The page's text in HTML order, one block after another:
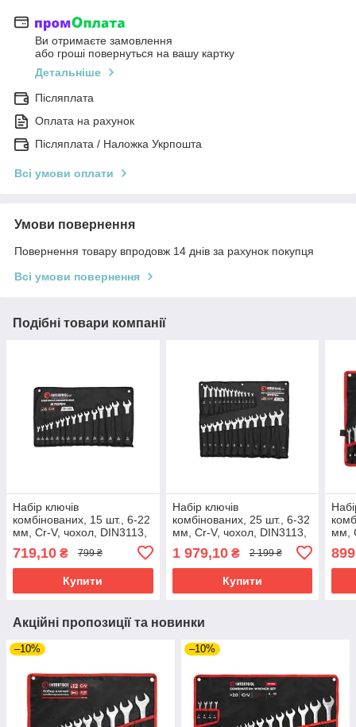
Ви отримаєте замовлення
або гроші повернуться на вашу картку
Детальніше
Післяплата
Оплата на рахунок
Післяплата / Наложка Укрпошта
Всі умови оплати
Умови повернення
Повернення товару впродовж 14 днів за рахунок покупця
Всі умови повернення
Подібні товари компанії
Набір ключів
комбінованих, 15 шт., 6-22
мм, Cr-V, чохол, DIN3113,
STORM INTERTOOL XT-
1005
719,10 ₴ 799 ₴
Купити
Набір ключів
комбінованих, 25 шт., 6-32
мм, Cr-V, чохол, DIN3113,
STORM INTERTOOL XT-
1000
1 979,10₴ 2 199 ₴
Купити
мм,
Акційні пропозиції та новинки
–10% –10%